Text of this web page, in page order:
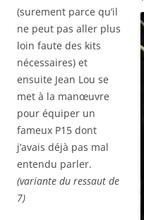
(surement parce qu’il
ne peut pas aller plus
loin faute des kits
nécessaires) et
ensuite Jean Lou se
met à la manœuvre
pour équiper un
fameux P15 dont
j’avais déjà pas mal
entendu parler.
(variante du ressaut de
7)